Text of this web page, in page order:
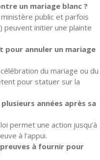
un mariage blanc ?
public et parfois
peuvent initier une plainte
annuler un mariage
du mariage ou du
pour statuer sur la
années après sa
permet une action jusqu’à
à l’appui.
à fournir pour